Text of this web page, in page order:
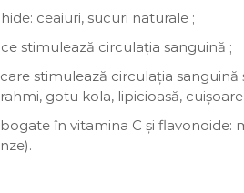
ceaiuri, sucuri naturale ;
stimulează circulația sanguină ;
stimulează circulația
gotu kola, lipicioasă,
în vitamina C și flavonoide: